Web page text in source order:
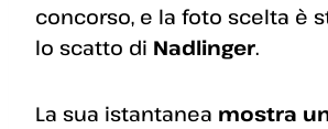
concorso, e la foto scelta è
lo scatto di Nadlinger.
La sua istantanea mostra